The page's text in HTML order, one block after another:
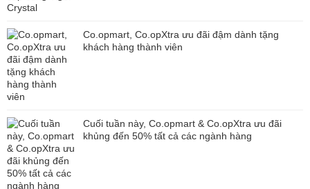
Co.opmart, Co.opXtra ưu đãi đậm dành tặng
khách hàng thành viên
Cuối tuần này, Co.opmart & Co.opXtra ưu đãi
khủng đến 50% tất cả các ngành hàng